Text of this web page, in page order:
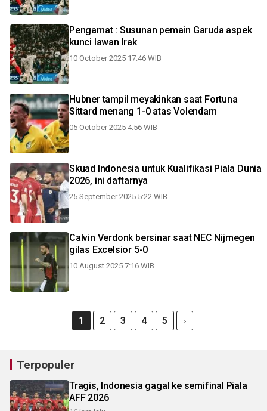
Pengamat : Susunan pemain Garuda aspek
kunci lawan Irak
10 October 2025 17:46 WIB
Hubner tampil meyakinkan saat Fortuna
Sittard menang 1-0 atas Volendam
05 October 2025 4:56 WIB
Skuad Indonesia untuk Kualifikasi Piala Dunia
2026, ini daftarnya
25 September 2025 5:22 WIB
Calvin Verdonk bersinar saat NEC Nijmegen
gilas Excelsior 5-0
10 August 2025 7:16 WIB
1 2 3 4 5
Terpopuler
Tragis, Indonesia gagal ke semifinal Piala
AFF 2026